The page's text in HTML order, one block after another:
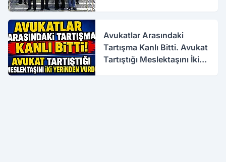
Avukatlar Arasındaki
Tartışma Kanlı Bitti. Avukat
Tartıştığı Meslektaşını İki